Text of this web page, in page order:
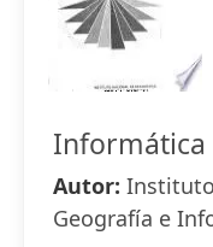
Informática
Autor:
Geografía e